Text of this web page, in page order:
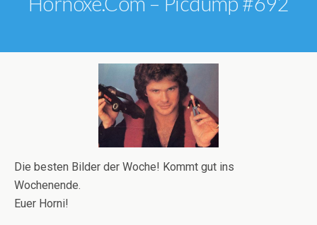
Die besten Bilder der Woche! Kommt gut ins
Wochenende.
Euer Horni!